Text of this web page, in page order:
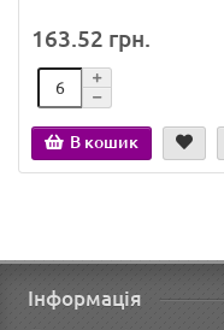
163.52 грн.
В кошик
Інформація